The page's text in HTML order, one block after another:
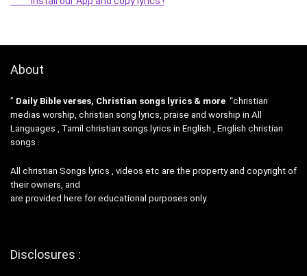
About
” Daily Bible verses, Christian songs lyrics & more “christian
medias worship, christian song lyrics, praise and worship in All
Languages , Tamil christian songs lyrics in English , English christian
songs .
All christian Songs lyrics , videos etc are the property and copyright of
their owners, and
are provided here for educational purposes only.
Disclosures :